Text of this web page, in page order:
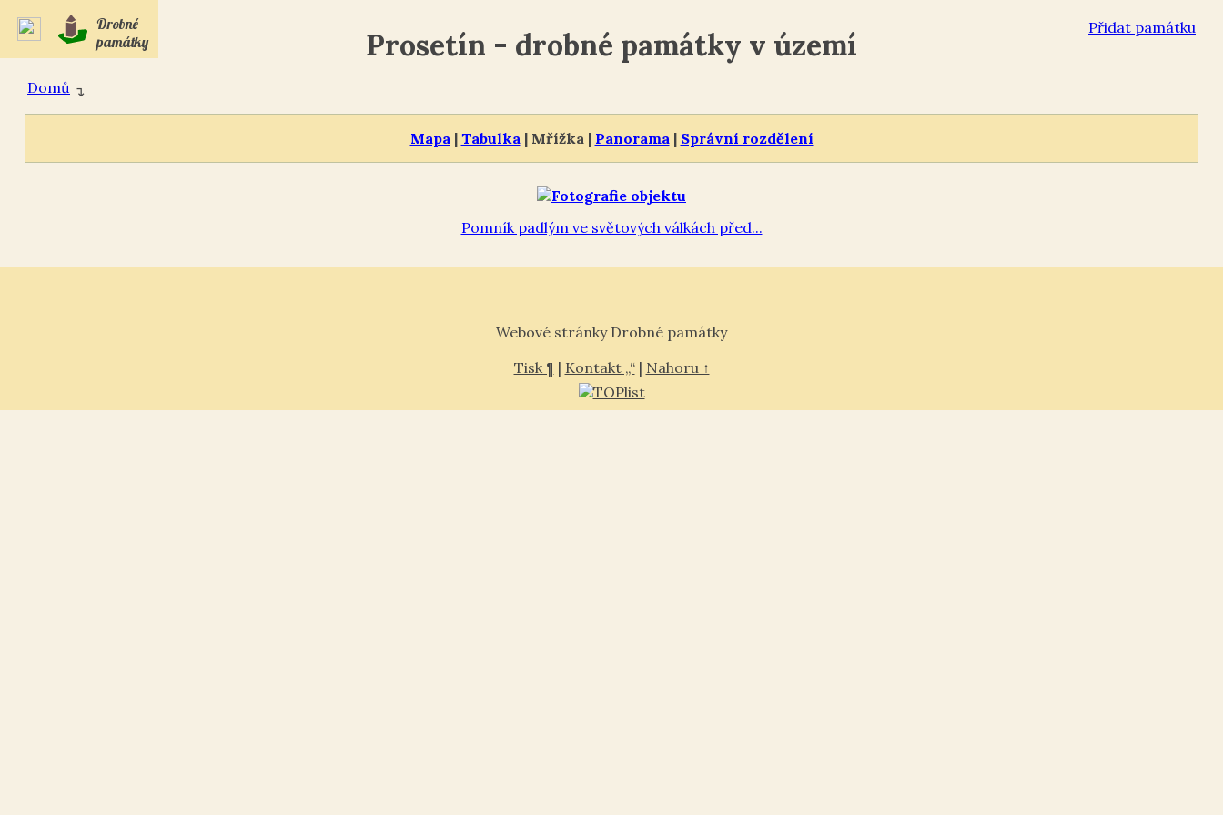
Přidat památku
Drobné
památky
Prosetín - drobné památky v území
Domů ↴
Mapa | Tabulka | Mřížka | Panorama | Správní rozdělení
Pomník padlým ve světových válkách před...
Webové stránky Drobné památky
Tisk ¶ | Kontakt „“| Nahoru ↑